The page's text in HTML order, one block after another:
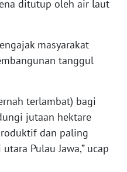
ditutup oleh air laut
masyarakat
tanggul
terlambat) bagi
jutaan hektare
dan paling
Pulau Jawa,” ucap